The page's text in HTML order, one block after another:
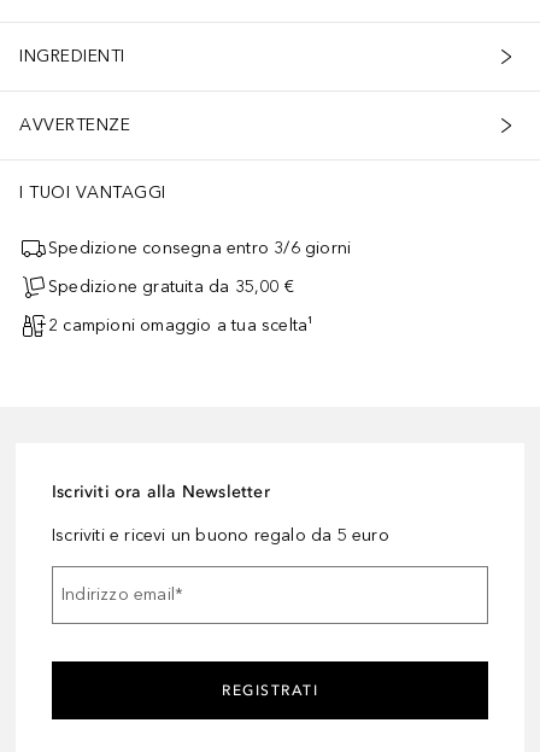
INGREDIENTI
AVVERTENZE
I TUOI VANTAGGI
Spedizione consegna entro 3/6 giorni
Spedizione gratuita da 35,00 €
2 campioni omaggio a tua scelta¹
Iscriviti ora alla Newsletter
Iscriviti e ricevi un buono regalo da 5 euro
Indirizzo email*
REGISTRATI